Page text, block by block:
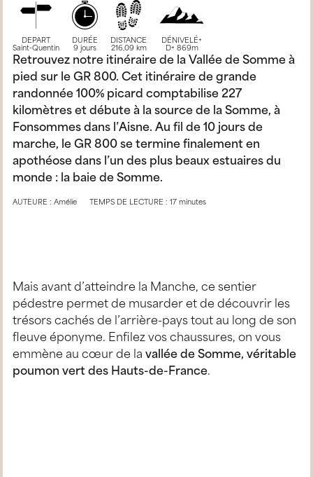
DEPART
Saint-Quentin
DURÉE
9 jours
DISTANCE
216,09 km
DÉNIVELÉ+
D+ 869m
Retrouvez notre itinéraire de la Vallée de Somme à
pied sur le GR 800. Cet itinéraire de grande
randonnée 100% picard comptabilise 227
kilomètres et débute à la source de la Somme, à
Fonsommes dans l’Aisne. Au fil de 10 jours de
marche, le GR 800 se termine finalement en
apothéose dans l’un des plus beaux estuaires du
monde : la baie de Somme.
AUTEURE : Amélie TEMPS DE LECTURE : 17 minutes
Mais avant d’atteindre la Manche, ce sentier
pédestre permet de musarder et de découvrir les
trésors cachés de l’arrière-pays tout au long de son
fleuve éponyme. Enfilez vos chaussures, on vous
emmène au cœur de la vallée de Somme, véritable
poumon vert des Hauts-de-France.